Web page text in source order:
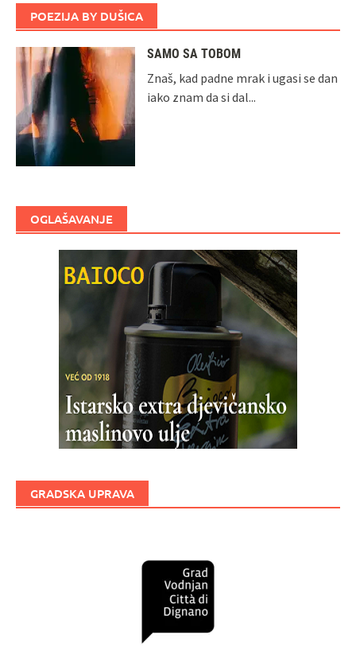
POEZIJA BY DUŠICA
SAMO SA TOBOM
Znaš, kad padne mrak i ugasi se dan
iako znam da si dal...
OGLAŠAVANJE
GRADSKA UPRAVA